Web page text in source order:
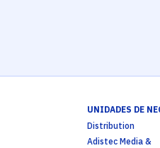
UNIDADES DE
Distribution
Adistec Media &